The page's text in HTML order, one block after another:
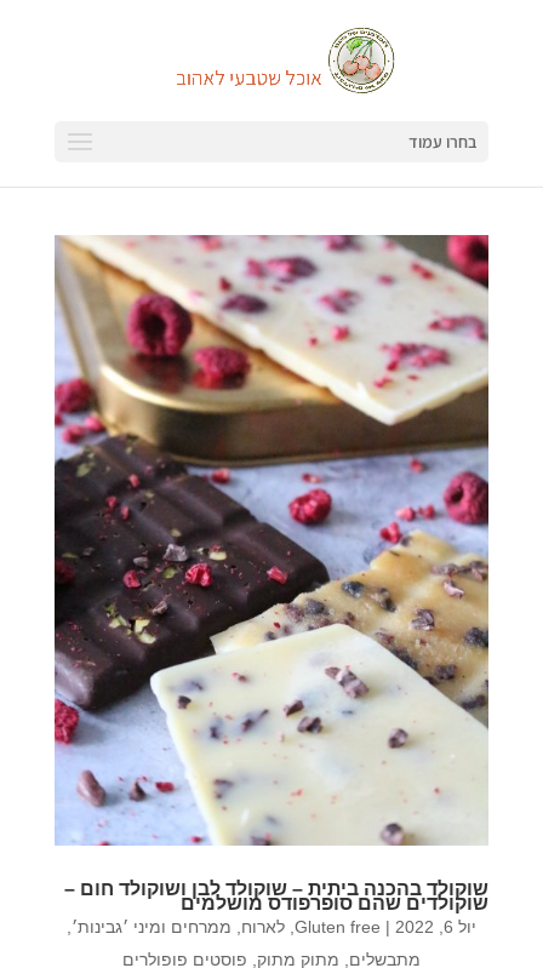
בחרו עמוד
שוקולד בהכנה ביתית – שוקולד לבן ושוקולד חום –
שוקולדים שהם סופרפודס מושלמים
יול 6, 2022 |
Gluten free לארוח ממרחים ומיני ׳גבינות׳
מתבשלים
מתוק מתוק פוסטים פופולרים